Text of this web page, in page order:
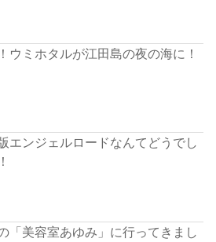
ウミホタルが江田島の夜の海に！
エンジェルロードなんてどうでし
「美容室あゆみ」に行ってきまし